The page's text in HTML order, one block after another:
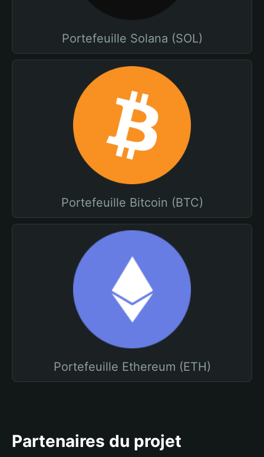
Portefeuille Solana (SOL)
Portefeuille Bitcoin (BTC)
Portefeuille Ethereum (ETH)
Partenaires du projet